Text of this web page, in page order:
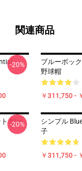
関連商品
-20%
ブルーボッ
野球帽
￥311,750 -
Blue
-20%
シンプル
子
￥311,750 -